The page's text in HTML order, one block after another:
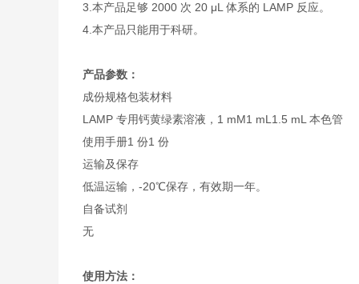
3.本产品足够 2000 次 20 μL 体系的 LAMP 反应。
4.本产品只能用于科研。
产品参数：
成份规格包装材料
LAMP 专用钙黄绿素溶液，1 mM1 mL 1.5 mL 本色管
使用手册1 份1 份
运输及保存
低温运输，-20℃保存，有效期一年。
自备试剂
无
使用方法：